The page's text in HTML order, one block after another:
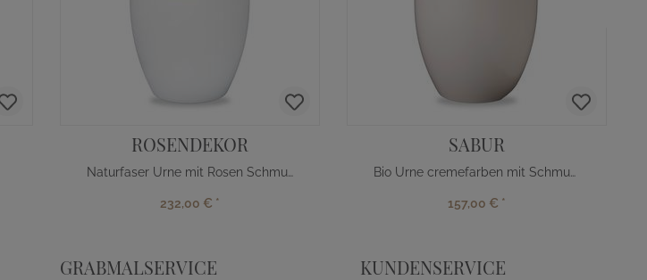
ROSENDEKOR
Naturfaser Urne mit Rosen Schmuckband
232,00 € *
SABUR
Bio Urne cremefarben mit Schmuckband
157,00 € *
GRABMALSERVICE KUNDENSERVICE